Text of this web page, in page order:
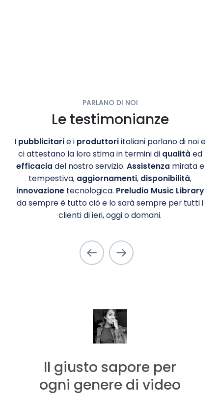
PARLANO DI NOI
Le testimonianze
I pubblicitarie i produttoriitaliani parlano di noi e
ci attestano la loro stima in termini di qualità ed
efficacia del nostro servizio. Assistenza mirata e
tempestiva, aggiornamenti, disponibilità,
innovazionetecnologica. Preludio Music Library
da sempre è tutto ciò e lo sarà sempre per tutti i
clienti di ieri, oggi o domani.
Il giusto sapore per
ogni genere di video